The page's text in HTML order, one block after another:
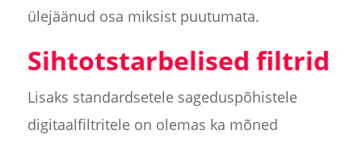
ülejäänud osa miksist puutumata.
Sihtotstarbelised filtrid
Lisaks standardsetele sageduspõhistele
digitaalfiltritele on olemas ka mõned